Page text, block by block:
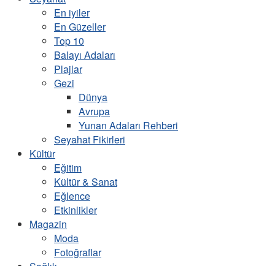
En iyiler
En Güzeller
Top 10
Balayı Adaları
Plajlar
Gezi
Dünya
Avrupa
Yunan Adaları Rehberi
Seyahat Fikirleri
Kültür
Eğitim
Kültür & Sanat
Eğlence
Etkinlikler
Magazin
Moda
Fotoğraflar